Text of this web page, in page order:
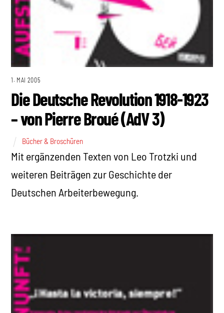
1. MAI 2005
Die Deutsche Revolution 1918-1923
– von Pierre Broué (AdV 3)
Bücher & Broschüren
Mit ergänzenden Texten von Leo Trotzki und
weiteren Beiträgen zur Geschichte der
Deutschen Arbeiterbewegung.